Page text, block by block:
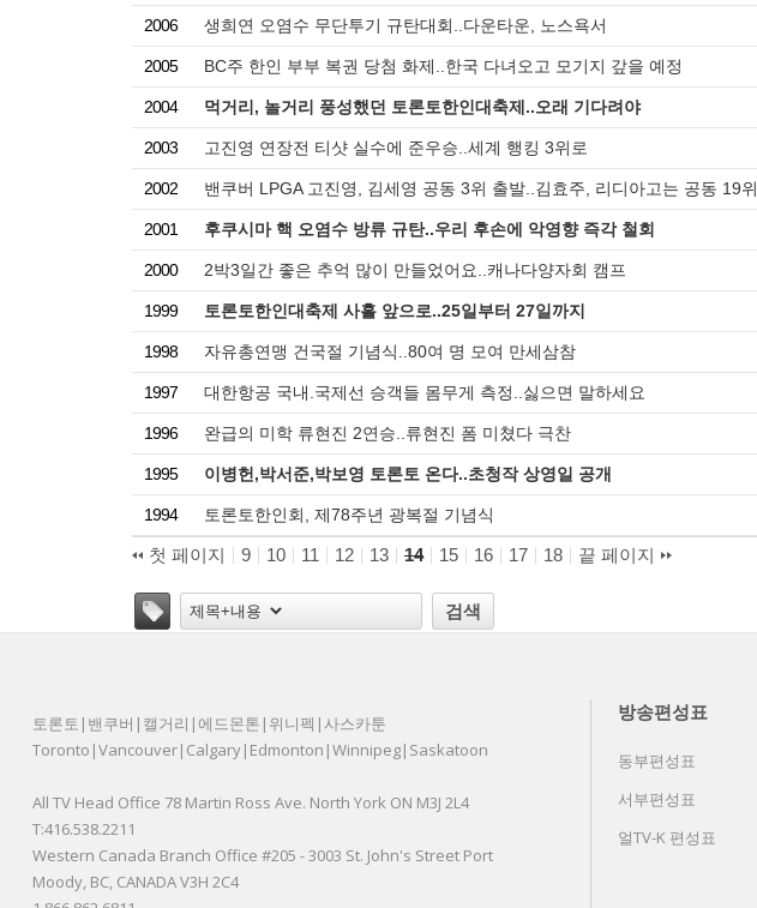
2006 생희연 오염수 무단투기 규탄대회..다운타운, 노스욕서
2005 BC주 한인 부부 복권 당첨 화제..한국 다녀오고 모기지 갚을 예정
2004 먹거리, 놀거리 풍성했던 토론토한인대축제..오래 기다려야
2003 고진영 연장전 티샷 실수에 준우승..세계 행킹 3위로
2002 밴쿠버 LPGA 고진영, 김세영 공동 3위 출발..김효주, 리디아고는 공동 19위
2001 후쿠시마 핵 오염수 방류 규탄..우리 후손에 악영향 즉각 철회
2000 2박3일간 좋은 추억 많이 만들었어요..캐나다양자회 캠프
1999 토론토한인대축제 사흘 앞으로..25일부터 27일까지
1998 자유총연맹 건국절 기념식..80여 명 모여 만세삼참
1997 대한항공 국내.국제선 승객들 몸무게 측정..싫으면 말하세요
1996 완급의 미학 류현진 2연승..류현진 폼 미쳤다 극찬
1995 이병헌,박서준,박보영 토론토 온다..초청작 상영일 공개
1994 토론토한인회, 제78주년 광복절 기념식
첫 페이지 9 10 11 12 13 14 15 16 17 18 끝 페이지
검색
토론토|밴쿠버|캘거리|에드몬톤|위니펙|사스카툰
Toronto|Vancouver|Calgary|Edmonton|Winnipeg|Saskatoon
All TV Head Office 78 Martin Ross Ave. North York ON M3J 2L4
T:416.538.2211
Western Canada Branch Office #205 - 3003 St. John's Street Port
Moody, BC, CANADA V3H 2C4
방송편성표
동부편성표
서부편성표
얼TV-K 편성표